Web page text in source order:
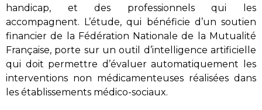
handicap, et des professionnels qui les
accompagnent. L’étude, qui bénéficie d’un soutien
financier de la Fédération Nationale de la Mutualité
Française, porte sur un outil d’intelligence artificielle
qui doit permettre d’évaluer automatiquement les
interventions non médicamenteuses réalisées dans
les établissements médico-sociaux.